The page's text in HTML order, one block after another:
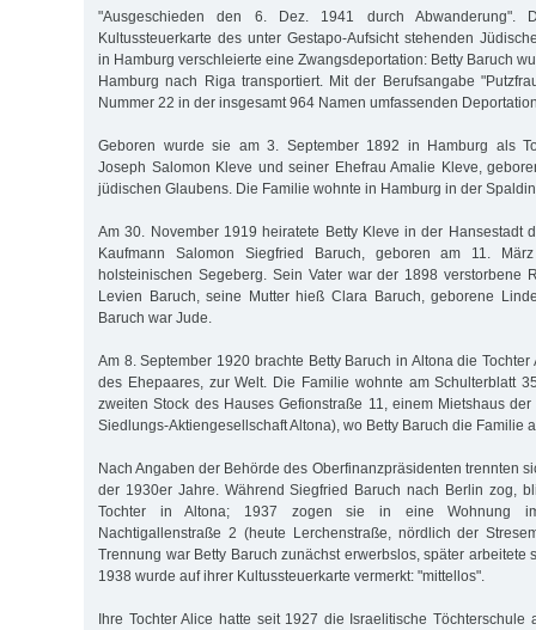
"Ausgeschieden den 6. Dez. 1941 durch Abwanderung".
Kultussteuerkarte des unter Gestapo-Aufsicht stehenden
in Hamburg verschleierte eine Zwangsdeportation: Betty Baruch
Hamburg nach Riga transportiert. Mit der Berufsangabe
Nummer 22 in der insgesamt 964 Namen umfassenden
Geboren wurde sie am 3. September 1892 in Hamburg als
Joseph Salomon Kleve und seiner Ehefrau Amalie Kleve,
jüdischen Glaubens. Die Familie wohnte in Hamburg in der
Am 30. November 1919 heiratete Betty Kleve in der Hansestadt
Kaufmann Salomon Siegfried Baruch, geboren am 11.
holsteinischen Segeberg. Sein Vater war der 1898 verstorbene
Levien Baruch, seine Mutter hieß Clara Baruch, geborene
Baruch war Jude.
Am 8. September 1920 brachte Betty Baruch in Altona die
des Ehepaares, zur Welt. Die Familie wohnte am Schulterblatt
zweiten Stock des Hauses Gefionstraße 11, einem Mietshaus der
Siedlungs-Aktiengesellschaft Altona), wo Betty Baruch die Familie
Nach Angaben der Behörde des Oberfinanzpräsidenten trennten
der 1930er Jahre. Während Siegfried Baruch nach Berlin zog,
Tochter in Altona; 1937 zogen sie in eine Wohnung
Nachtigallenstraße 2 (heute Lerchenstraße, nördlich der
Trennung war Betty Baruch zunächst erwerbslos, später arbeitete
1938 wurde auf ihrer Kultussteuerkarte vermerkt: "mittellos".
Ihre Tochter Alice hatte seit 1927 die Israelitische Töchterschule